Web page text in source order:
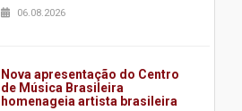
06.08.2026
Nova apresentação do Centro
de Música Brasileira
homenageia artista brasileira